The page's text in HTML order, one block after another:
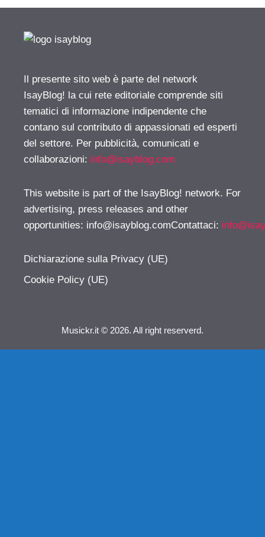
Il presente sito web è parte del network
IsayBlog! la cui rete editoriale comprende siti
tematici di informazione indipendente che
contano sul contributo di appassionati ed esperti
del settore. Per pubblicità, comunicati e
collaborazioni: info@isayblog.com
This website is part of the IsayBlog! network. For
advertising, press releases and other
opportunities: info@isayblog.comContattaci:
Dichiarazione sulla Privacy (UE)
Cookie Policy (UE)
Musickr.it © 2026. All right reserverd.